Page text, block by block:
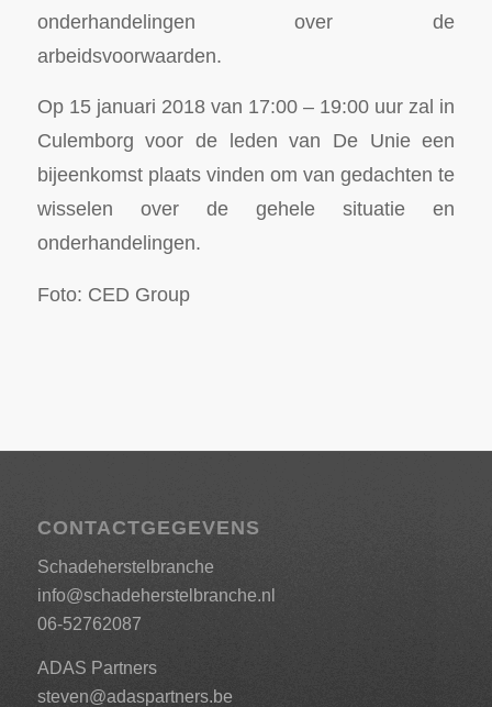
onderhandelingen over de
arbeidsvoorwaarden.
Op 15 januari 2018 van 17:00 – 19:00 uur zal in
Culemborg voor de leden van De Unie een
bijeenkomst plaats vinden om van gedachten te
wisselen over de gehele situatie en
onderhandelingen.
Foto: CED Group
CONTACTGEGEVENS
Schadeherstelbranche
info@schadeherstelbranche.nl
06-52762087
ADAS Partners
steven@adaspartners.be